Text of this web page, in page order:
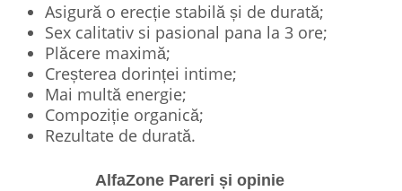
Asigură o erecție stabilă și de durată;
Sex calitativ si pasional pana la 3 ore;
Plăcere maximă;
Creșterea dorinței intime;
Mai multă energie;
Compoziție organică;
Rezultate de durată.
AlfaZone Pareri și opinie